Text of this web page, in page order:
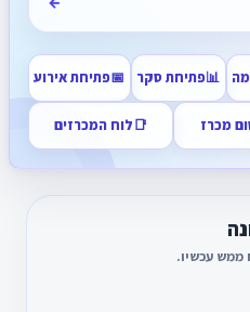
📊פתיחת סקר 📅פתיחת אירוע
מכרז 📑לוח המכרזים
דרושים ושירותים
ממש עכשיו.